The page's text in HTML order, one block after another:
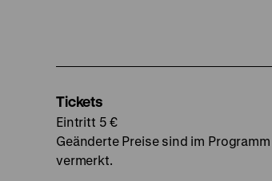
Tickets
Eintritt 5 €
Geänderte Preise sind im Programm
vermerkt.